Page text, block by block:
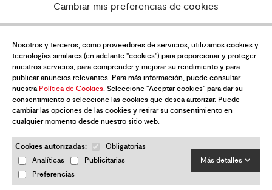
Cambiar mis preferencias de cookies
¿Quieres estar al día de todas las
novedades?
Suscríbete a nuestra newsletter
Nosotros y terceros, como proveedores de servicios, utilizamos cookies y
tecnologías similares (en adelante "cookies") para proporcionar y proteger
nuestros servicios, para comprender y mejorar su rendimiento y para
publicar anuncios relevantes. Para más información, puede consultar
nuestra Política de Cookies. Seleccione "Aceptar cookies" para dar su
consentimiento o seleccione las cookies que desea autorizar. Puede
cambiar las opciones de las cookies y retirar su consentimiento en
cualquier momento desde nuestro sitio web.
Cookies autorizadas:
Obligatorias
Analíticas
Publicitarias
Preferencias
Más detalles